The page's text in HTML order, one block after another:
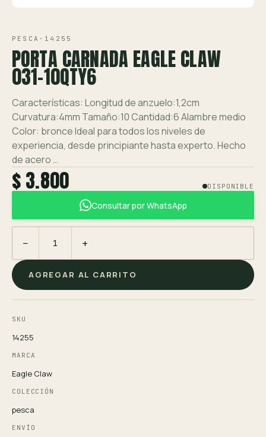
PESCA · 14255
PORTA CARNADA EAGLE CLAW
031-10QTY6
Características: Longitud de anzuelo:1,2cm
Curvatura:4mm Tamaño:10 Cantidad:6 Alambre medio
Color: bronce Ideal para todos los niveles de
experiencia, desde principiante hasta experto. Hecho
de acero …
$ 3.800 DISPONIBLE
Consultar por WhatsApp
− +
AGREGAR AL CARRITO
SKU
14255
MARCA
Eagle Claw
COLECCIÓN
pesca
ENVÍO